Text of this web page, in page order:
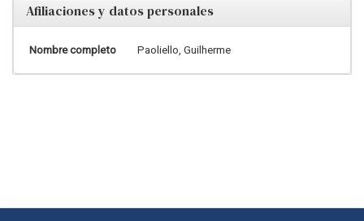
Afiliaciones y datos personales
Nombre completo Paoliello, Guilherme